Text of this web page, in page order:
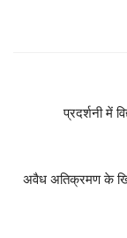
वीडियो
प्रदर्शनी में
अवैध अतिक्रमण के